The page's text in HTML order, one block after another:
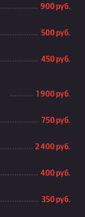
900 руб.
500 руб.
450 руб.
1 900 руб.
750 руб.
2 400 руб.
400 руб.
350 руб.